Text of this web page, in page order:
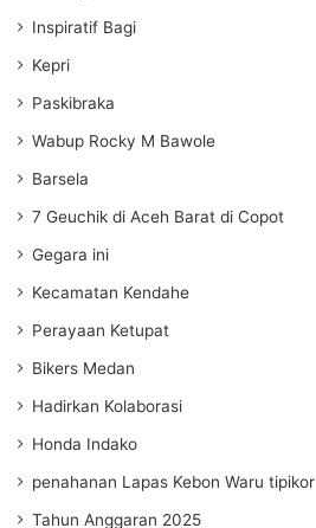
Inspiratif Bagi
Kepri
Paskibraka
Wabup Rocky M Bawole
Barsela
7 Geuchik di Aceh Barat di Copot
Gegara ini
Kecamatan Kendahe
Perayaan Ketupat
Bikers Medan
Hadirkan Kolaborasi
Honda Indako
penahanan Lapas Kebon Waru tipikor
Tahun Anggaran 2025